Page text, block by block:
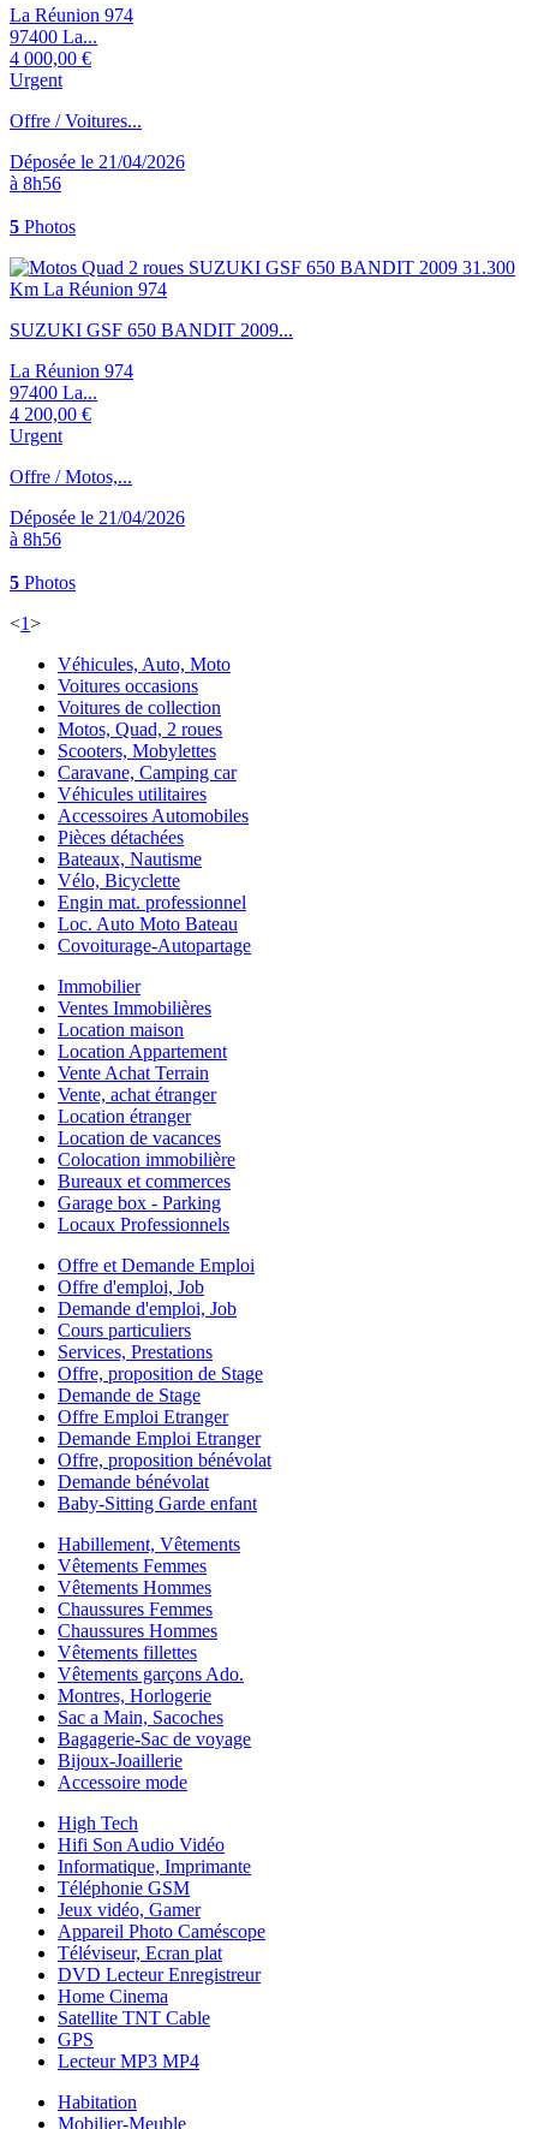
La Réunion 974
97400 La...
4 000,00 €
Urgent
Offre / Voitures...
Déposée le 21/04/2026
à 8h56
5 Photos
SUZUKI GSF 650 BANDIT 2009...
La Réunion 974
97400 La...
4 200,00 €
Urgent
Offre / Motos,...
Déposée le 21/04/2026
à 8h56
5 Photos
<1>
Véhicules, Auto, Moto
Voitures occasions
Voitures de collection
Motos, Quad, 2 roues
Scooters, Mobylettes
Caravane, Camping car
Véhicules utilitaires
Accessoires Automobiles
Pièces détachées
Bateaux, Nautisme
Vélo, Bicyclette
Engin mat. professionnel
Loc. Auto Moto Bateau
Covoiturage-Autopartage
Immobilier
Ventes Immobilières
Location maison
Location Appartement
Vente Achat Terrain
Vente, achat étranger
Location étranger
Location de vacances
Colocation immobilière
Bureaux et commerces
Garage box - Parking
Locaux Professionnels
Offre et Demande Emploi
Offre d'emploi, Job
Demande d'emploi, Job
Cours particuliers
Services, Prestations
Offre, proposition de Stage
Demande de Stage
Offre Emploi Etranger
Demande Emploi Etranger
Offre, proposition bénévolat
Demande bénévolat
Baby-Sitting Garde enfant
Habillement, Vêtements
Vêtements Femmes
Vêtements Hommes
Chaussures Femmes
Chaussures Hommes
Vêtements fillettes
Vêtements garçons Ado.
Montres, Horlogerie
Sac a Main, Sacoches
Bagagerie-Sac de voyage
Bijoux-Joaillerie
Accessoire mode
High Tech
Hifi Son Audio Vidéo
Informatique, Imprimante
Téléphonie GSM
Jeux vidéo, Gamer
Appareil Photo Caméscope
Téléviseur, Ecran plat
DVD Lecteur Enregistreur
Home Cinema
Satellite TNT Cable
GPS
Lecteur MP3 MP4
Habitation
Mobilier-Meuble